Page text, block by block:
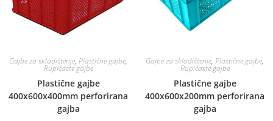
Gajbe za skladištenje, Plastične gajbe,
Rupičaste gajbe
Plastične gajbe
400x600x400mm perforirana
gajba
Gajbe za skladištenje, Plastične gajbe,
Rupičaste gajbe
Plastične gajbe
400x600x200mm perforirana
gajba